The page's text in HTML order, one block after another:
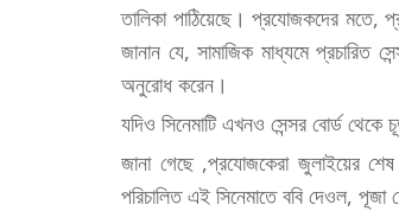
তালিকা পাঠিয়েছে। প্রযোজকদের মতে,
জানান যে, সামাজিক মাধ্যমে প্রচারিত
অনুরোধ করেন।
যদিও সিনেমাটি এখনও সেন্সর বোর্ড
জানা গেছে ,প্রযোজকেরা জুলাইয়ের
পরিচালিত এই সিনেমাতে ববি দেওল,